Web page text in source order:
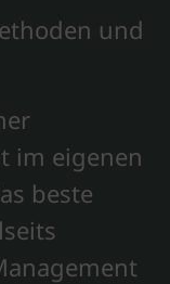
und
im eigenen
beste